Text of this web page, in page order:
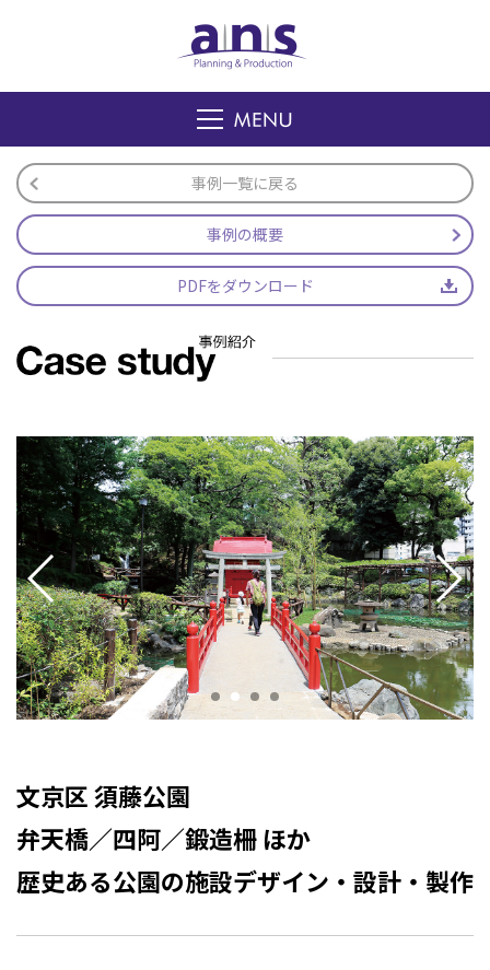
事例一覧に戻る
事例の概要
PDFをダウンロード
文京区 須藤公園
弁天橋／四阿／鍛造柵 ほか
歴史ある公園の施設デザイン・設計・製作